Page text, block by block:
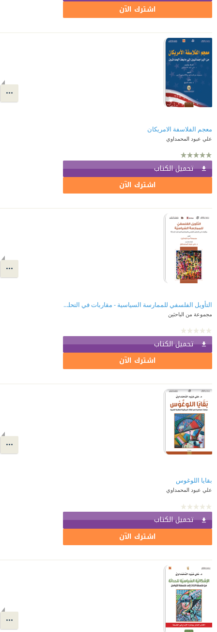
اشترك الآن
معجم الفلاسفة الامريكان
علي عبود المحمداوي
تحميل الكتاب
اشترك الآن
التأويل الفلسفي للممارسة السياسية - مقاربات في التحليل النفسي والماركسية وما بعد الحداثة
مجموعة من الباحثين
تحميل الكتاب
اشترك الآن
بقايا اللوغوس
علي عبود المحمداوي
تحميل الكتاب
اشترك الآن